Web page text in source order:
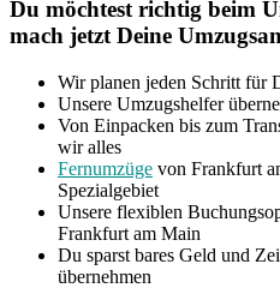
Du möchtest richtig beim
mach jetzt Deine
Wir planen jeden Schritt für
Unsere Umzugshelfer
Von Einpacken bis zum
wir alles
Fernumzüge von Frankfurt
Spezialgebiet
Unsere flexiblen
Frankfurt am Main
Du sparst bares Geld und
übernehmen